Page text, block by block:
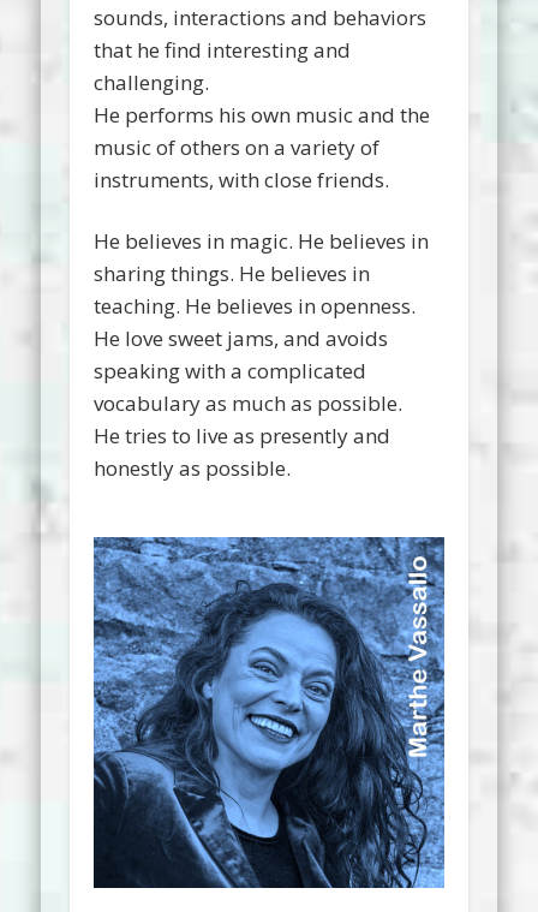
sounds, interactions and behaviors
that he find interesting and
challenging.
He performs his own music and the
music of others on a variety of
instruments, with close friends.
He believes in magic. He believes in
sharing things. He believes in
teaching. He believes in openness.
He love sweet jams, and avoids
speaking with a complicated
vocabulary as much as possible.
He tries to live as presently and
honestly as possible.